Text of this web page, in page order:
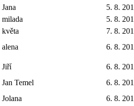
Jana
5. 8.
milada
5. 8.
květa
7. 8.
alena
6. 8.
Jiří
6. 8.
Jan Temel
6. 8.
Jolana
6. 8.